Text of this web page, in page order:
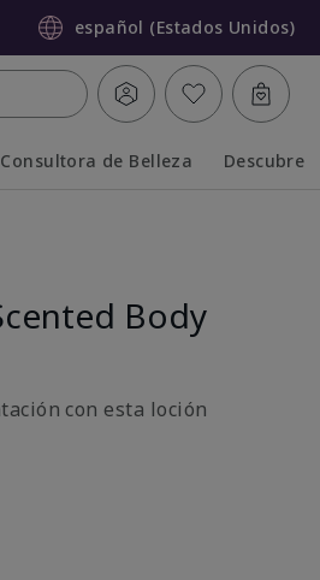
español (Estados Unidos)
Consultora de Belleza Descubre
Body
con esta loción